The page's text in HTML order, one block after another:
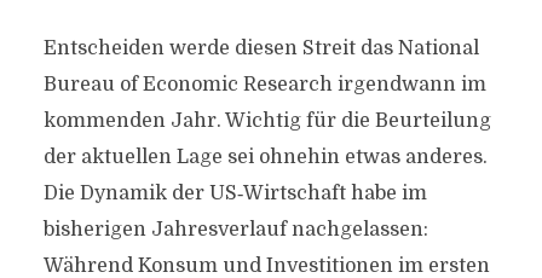
Entscheiden werde diesen Streit das National
Bureau of Economic Research irgendwann im
kommenden Jahr. Wichtig für die Beurteilung
der aktuellen Lage sei ohnehin etwas anderes.
Die Dynamik der US‐Wirtschaft habe im
bisherigen Jahresverlauf nachgelassen:
Während Konsum und Investitionen im ersten